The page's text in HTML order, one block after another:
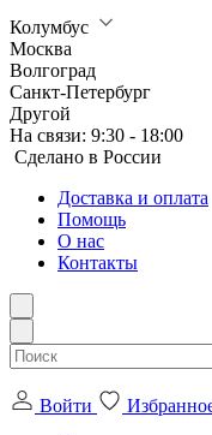
Колумбус
Москва
Волгоград
Санкт-Петербург
Другой
На связи: 9:30 - 18:00
Сделанo в России
Доставка и оплата
Помощь
О нас
Контакты
Войти